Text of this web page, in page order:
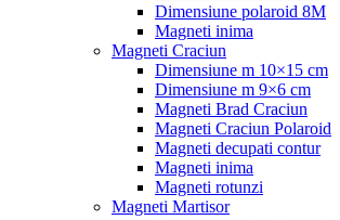
Dimensiune polaroid 8M
Magneti inima
Magneti Craciun
Dimensiune m 10×15 cm
Dimensiune m 9×6 cm
Magneti Brad Craciun
Magneti Craciun Polaroid
Magneti decupati contur
Magneti inima
Magneti rotunzi
Magneti Martisor